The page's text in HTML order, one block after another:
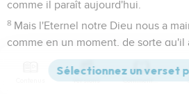
comme il paraît aujourd'hui.
8 Mais l'Eternel notre Dieu nous a
comme en un moment, de sorte qu'il
[de nous] sont demeurés de reste, et
dans son saint lieu, afin que notre
Versions Commentaires